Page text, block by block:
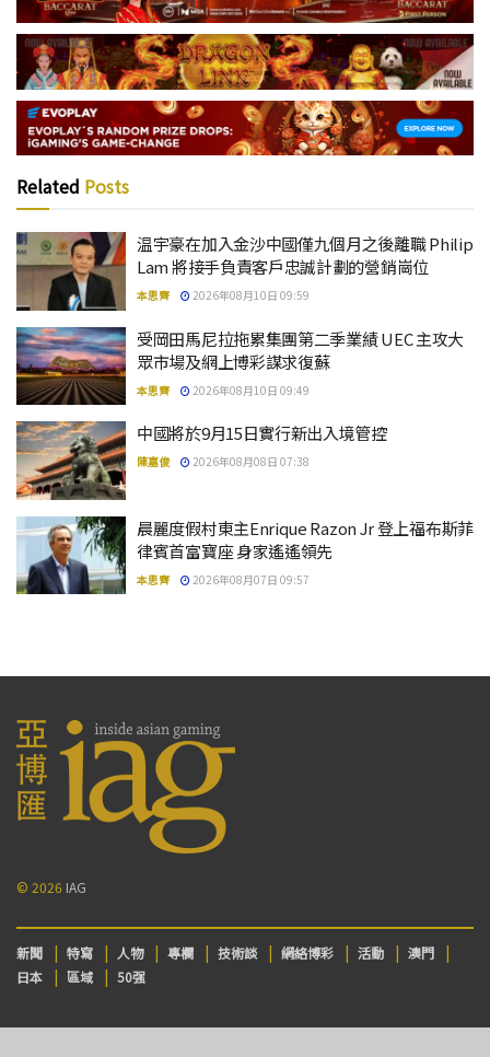
Related Posts
温宇豪在加入金沙中國僅九個月之後離職 Philip
Lam 將接手負責客戶忠誠計劃的營銷崗位
本思齊 2026年08月10日 09:59
受岡田馬尼拉拖累集團第二季業績 UEC 主攻大
眾市場及網上博彩謀求復蘇
本思齊 2026年08月10日 09:49
中國將於9月15日實行新出入境管控
陳嘉俊 2026年08月08日 07:38
晨麗度假村東主Enrique Razon Jr 登上福布斯菲
律賓首富寶座 身家遙遙領先
本思齊 2026年08月07日 09:57
© 2026 IAG
新聞 特寫 人物 專欄 技術談 網絡博彩 活動
澳門
日本
區域 50强